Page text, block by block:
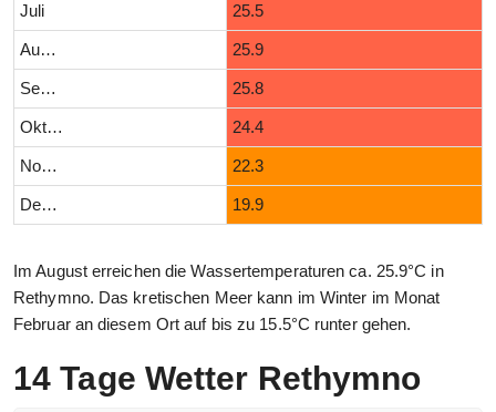
Juli 25.5
August 25.9
September 25.8
Oktober 24.4
November 22.3
Dezember 19.9
Im August erreichen die Wassertemperaturen ca. 25.9°C in
Rethymno. Das kretischen Meer kann im Winter im Monat
Februar an diesem Ort auf bis zu 15.5°C runter gehen.
14 Tage Wetter Rethymno